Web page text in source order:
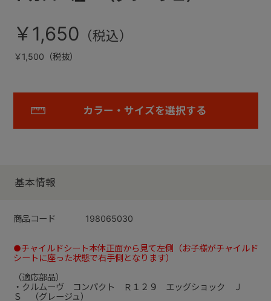
￥1,650
￥1,500（税抜）
カラー・サイズを選択する
基本情報
商品コード 198065030
●チャイルドシート本体正面から見て左側（お子様がチャイルド
シートに座った状態で右手側となります）
（適応部品）
・クルムーヴ コンパクト Ｒ１２９ エッグショック Ｊ
Ｓ （グレージュ）